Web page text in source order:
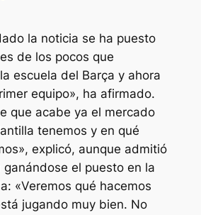
la noticia se ha puesto
de los pocos que
escuela del Barça y ahora
equipo», ha afirmado.
que acabe ya el mercado
tenemos y en qué
explicó, aunque admitió
el puesto en la
«Veremos qué hacemos
jugando muy bien. No